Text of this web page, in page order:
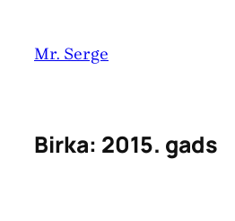
saturu
Mr. Serge
Birka: 2015. gads